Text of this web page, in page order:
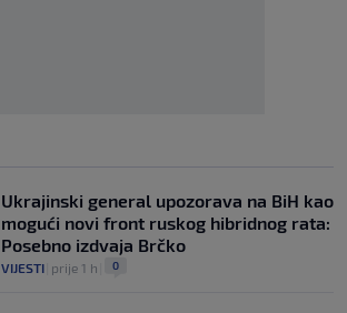
Ukrajinski general upozorava na BiH kao
mogući novi front ruskog hibridnog rata:
Posebno izdvaja Brčko
VIJESTI prije 1 h 0